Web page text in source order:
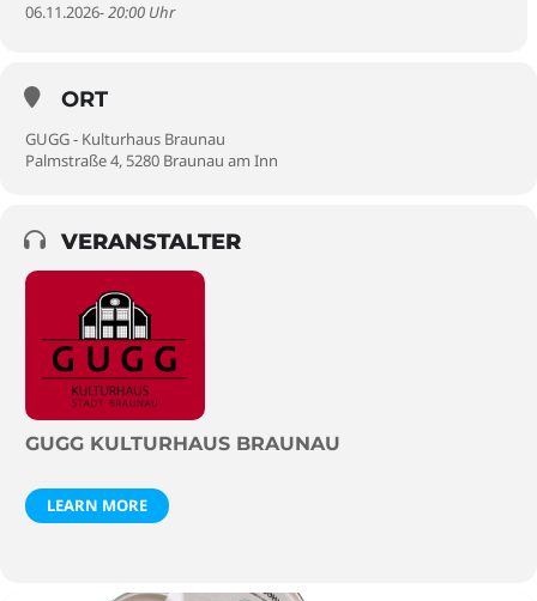
06.11.2026- 20:00 Uhr
ORT
GUGG - Kulturhaus Braunau
Palmstraße 4, 5280 Braunau am Inn
VERANSTALTER
GUGG KULTURHAUS BRAUNAU
LEARN MORE